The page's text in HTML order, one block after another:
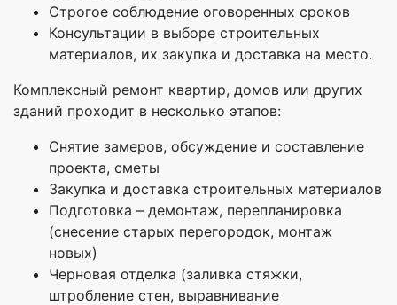
Строгое соблюдение оговоренных сроков
Консультации в выборе строительных
материалов, их закупка и доставка на место.
Комплексный ремонт квартир, домов или других
зданий проходит в несколько этапов:
Снятие замеров, обсуждение и составление
проекта, сметы
Закупка и доставка строительных материалов
Подготовка – демонтаж, перепланировка
(снесение старых перегородок, монтаж
новых)
Черновая отделка (заливка стяжки,
штробление стен, выравнивание